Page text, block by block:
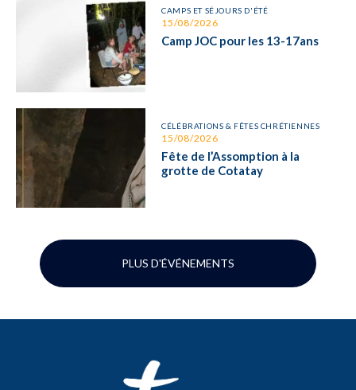
PLUS D'ÉVÉNEMENTS
CAMPS ET SÉJOURS D'ÉTÉ
15/08/2026
Camp JOC pour les 13-17ans
CÉLÉBRATIONS & FÊTES CHRÉTIENNES
15/08/2026
Fête de l’Assomption à la
grotte de Cotatay